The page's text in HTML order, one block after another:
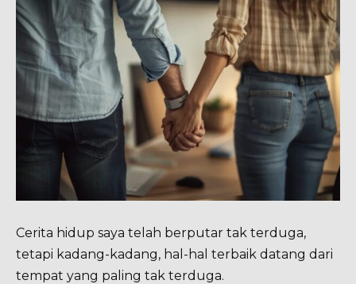
Cerita hidup saya telah berputar tak terduga,
tetapi kadang-kadang, hal-hal terbaik datang dari
tempat yang paling tak terduga.